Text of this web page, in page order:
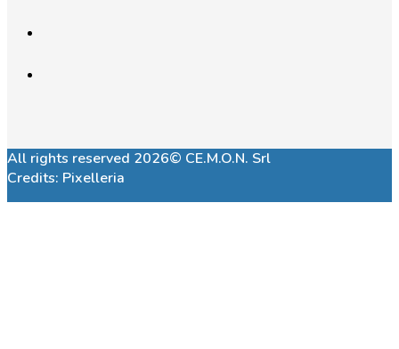
All rights reserved 2026© CE.M.O.N. Srl
Credits: Pixelleria